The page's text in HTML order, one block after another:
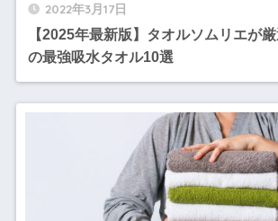
2022年3月17日
【2025年最新版】タオルソムリエが
の最強吸水タオル10選